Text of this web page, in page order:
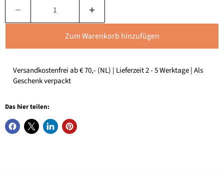
Zum Warenkorb hinzufügen
Versandkostenfrei ab € 70,- (NL) | Lieferzeit 2 - 5 Werktage | Als
Geschenk verpackt
Das hier teilen: